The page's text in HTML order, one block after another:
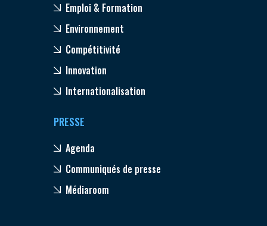
Emploi & Formation
Environnement
Compétitivité
Innovation
Internationalisation
PRESSE
Agenda
Communiqués de presse
Médiaroom